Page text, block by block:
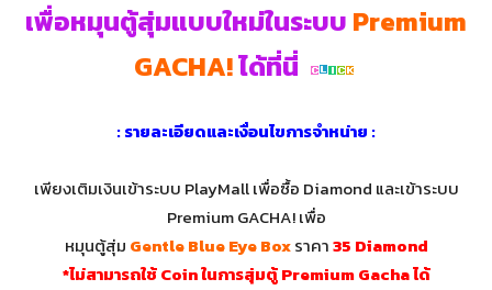
เพื่อหมุนตู้สุ่มแบบใหม่ในระบบ Premium
GACHA!ได้ที่นี่
: รายละเอียดและเงื่อนไขการจำหน่าย :
เพียงเติมเงินเข้าระบบ PlayMall เพื่อซื้อ Diamond และเข้าระบบ
Premium GACHA! เพื่อ
หมุนตู้สุ่ม Gentle Blue Eye Boxราคา35 Diamond
*ไม่สามารถใช้ Coin ในการสุ่มตู้ Premium Gacha ได้